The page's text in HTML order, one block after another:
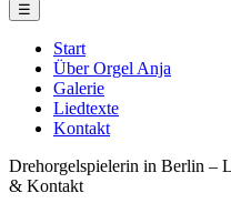
☰
Start
Über Orgel Anja
Galerie
Liedtexte
Kontakt
Drehorgelspielerin in Berlin –
& Kontakt